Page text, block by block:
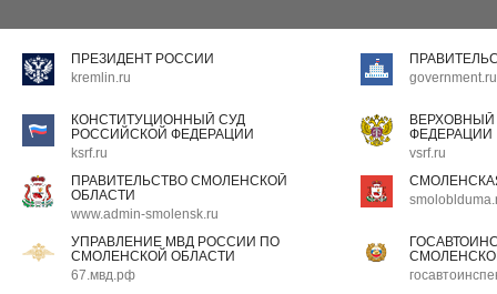
ПРЕЗИДЕНТ РОССИИ
kremlin.ru
government.ru
КОНСТИТУЦИОННЫЙ СУД
РОССИЙСКОЙ ФЕДЕРАЦИИ
ksrf.ru
ФЕДЕРАЦИИ
vsrf.ru
ПРАВИТЕЛЬСТВО СМОЛЕНСКОЙ
ОБЛАСТИ
www.admin-smolensk.ru
УПРАВЛЕНИЕ МВД РОССИИ ПО
СМОЛЕНСКОЙ ОБЛАСТИ
67.мвд.рф